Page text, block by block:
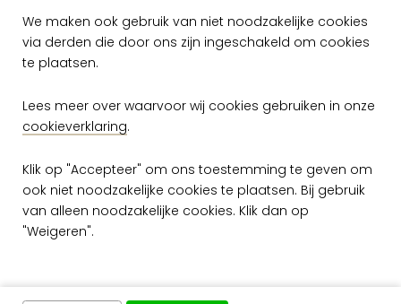
We maken ook gebruik van niet noodzakelijke cookies
via derden die door ons zijn ingeschakeld om cookies
te plaatsen.
Lees meer over waarvoor wij cookies gebruiken in onze
cookieverklaring.
Klik op "Accepteer" om ons toestemming te geven om
ook niet noodzakelijke cookies te plaatsen. Bij gebruik
van alleen noodzakelijke cookies. Klik dan op
"Weigeren".
Snelle levering
Ruim assortiment
Exclusieve wandafwerking